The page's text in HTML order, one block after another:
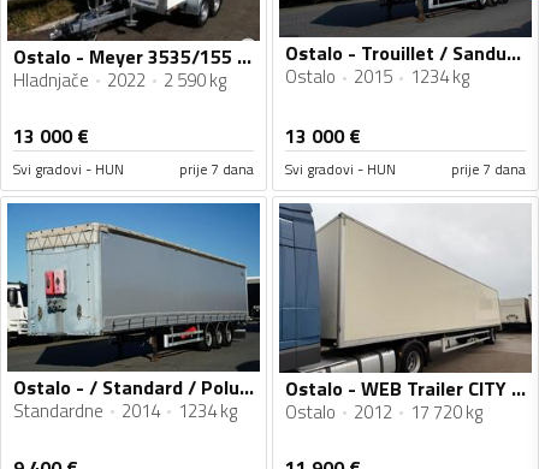
Ostalo - Meyer 3535/155 AZKF / Vozilo za Prevoz Pića / Hladnjača Prikolica / T260
Hladnjače 2022 2 590 kg
13 000€
Svi gradovi - HUN prije 7 dana
Ostalo - Trouillet / Sandučasta Poluprikolica / IMP-4651
Ostalo 2015 1234 kg
13 000€
Svi gradovi - HUN prije 7 dana
Ostalo - / Standard / Poluprikolica sa Ceradom / IMP-4652
Standardne 2014 1234 kg
Ostalo - WEB Trailer CITY / Utovarna Rampa / 1 Osovina / Sandučasta Poluprikolica / MO3047
Ostalo 2012 17 720 kg